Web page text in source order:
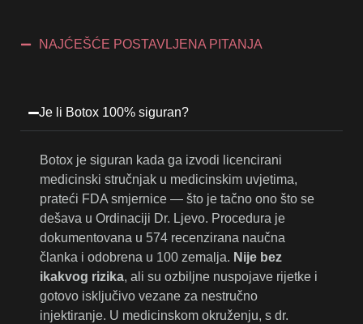
NAJĆEŠĆE POSTAVLJENA PITANJA
Je li Botox 100% siguran?
Botox je siguran kada ga izvodi licencirani
medicinski stručnjak u medicinskim uvjetima,
prateći FDA smjernice — što je tačno ono što se
dešava u Ordinaciji Dr. Ljevo. Procedura je
dokumentovana u 574 recenzirana naučna
članka i odobrena u 100 zemalja. Nije bez
ikakvog rizika, ali su ozbiljne nuspojave rijetke i
gotovo isključivo vezane za nestručno
injektiranje. U medicinskom okruženju, s dr.